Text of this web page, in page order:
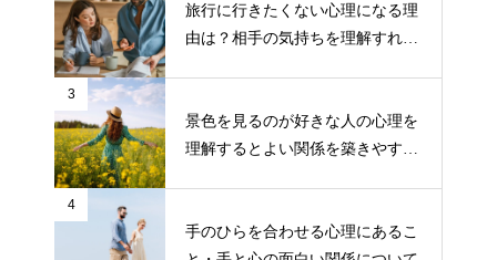
旅行に行きたくない心理になる理
由は？相手の気持ちを理解すれば
3
景色を見るのが好きな人の心理を
理解するとよい関係を築きやす
4
手のひらを合わせる心理にあるこ